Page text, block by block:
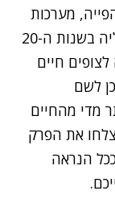
מערכות
לבוש מוקפדות ונופים מרהיבים של אנגליה בשנות ה-20
לצופים חיים
לשם
מדי מהחיים
את הפרק
הנראה